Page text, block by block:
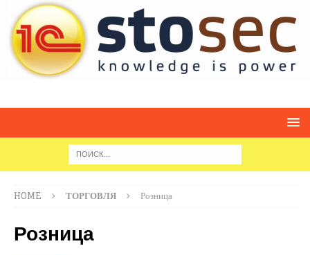
HOME ТОРГОВЛЯ Розница
Розница